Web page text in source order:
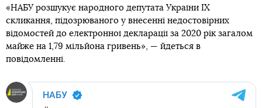
«НАБУ розшукує народного депутата України IX
скликання, підозрюваного у внесенні недостовірних
відомостей до електронної декларації за 2020 рік загалом
майже на 1,79 мільйона гривень», — йдеться в
повідомленні.